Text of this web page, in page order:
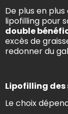
De plus en
lipofilling pour
double
excès de
redonner du
Lipofilling des
Le choix